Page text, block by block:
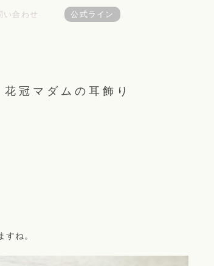
い合わせ 公式ライン
冠マダムの耳飾り
ね。